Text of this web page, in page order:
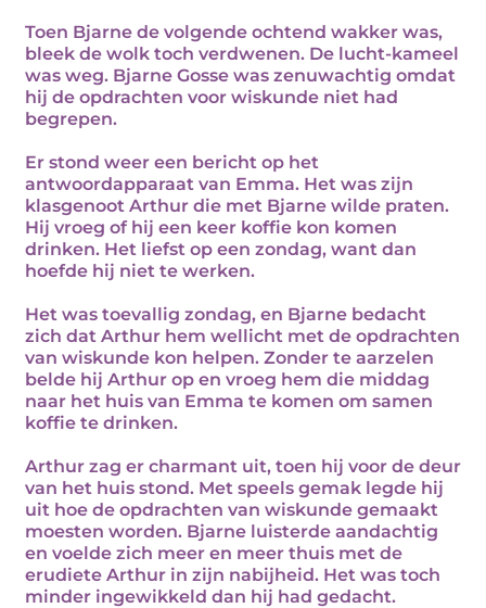
Toen Bjarne de volgende ochtend wakker was,
bleek de wolk toch verdwenen. De lucht-kameel
was weg. Bjarne Gosse was zenuwachtig omdat
hij de opdrachten voor wiskunde niet had
begrepen.
Er stond weer een bericht op het
antwoordapparaat van Emma. Het was zijn
klasgenoot Arthur die met Bjarne wilde praten.
Hij vroeg of hij een keer koffie kon komen
drinken. Het liefst op een zondag, want dan
hoefde hij niet te werken.
Het was toevallig zondag, en Bjarne bedacht
zich dat Arthur hem wellicht met de opdrachten
van wiskunde kon helpen. Zonder te aarzelen
belde hij Arthur op en vroeg hem die middag
naar het huis van Emma te komen om samen
koffie te drinken.
Arthur zag er charmant uit, toen hij voor de deur
van het huis stond. Met speels gemak legde hij
uit hoe de opdrachten van wiskunde gemaakt
moesten worden. Bjarne luisterde aandachtig
en voelde zich meer en meer thuis met de
erudiete Arthur in zijn nabijheid. Het was toch
minder ingewikkeld dan hij had gedacht.